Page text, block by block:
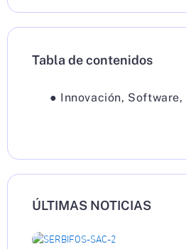
Tabla de contenidos
● Innovación, Software,
ÚLTIMAS NOTICIAS